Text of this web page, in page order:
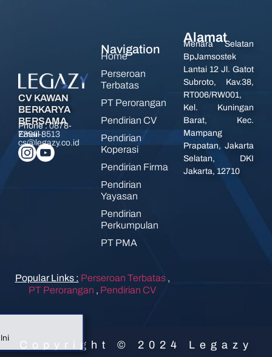
CV KAWAN
BERKARYA
BERSAMA
Phone :0878-
7394-8513
Email :
cs@legazy.co.id
Navigation
Home
Perseroan
Terbatas
PT Perorangan
Pendirian CV
Pendirian
Koperasi
Pendirian Firma
Pendirian
Yayasan
Pendirian
Perkumpulan
PT PMA
Alamat
Menara Selatan
BpJamsostek
Lantai 12 Jl. Gatot
Subroto, Kav.38,
RT006/RW001,
Kel. Kuningan
Barat, Kec.
Mampang
Prapatan, Jakarta
Selatan, DKI
Jakarta, 12710
Popular Links : Perseroan Terbatas ,
PT Perorangan , Pendirian CV
Copyright © 2024 Legazy